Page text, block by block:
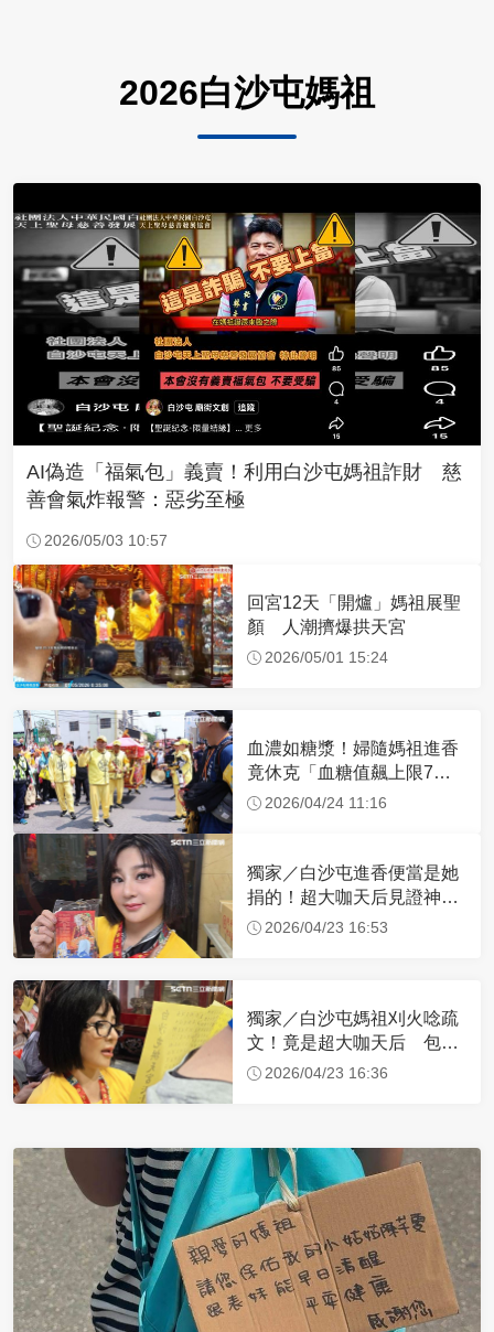
2026白沙屯媽祖
AI偽造「福氣包」義賣！利用白沙屯媽祖詐財 慈
善會氣炸報警：惡劣至極
2026/05/03 10:57
回宮12天「開爐」媽祖展聖
顏 人潮擠爆拱天宮
2026/05/01 15:24
血濃如糖漿！婦隨媽祖進香
竟休克「血糖值飆上限7
倍」 醫曝原因
2026/04/24 11:16
獨家／白沙屯進香便當是她
捐的！超大咖天后見證神
蹟 一靠近媽祖就爆哭
2026/04/23 16:53
獨家／白沙屯媽祖刈火唸疏
文！竟是超大咖天后 包尿
布忍尿5小時不喊累
2026/04/23 16:36